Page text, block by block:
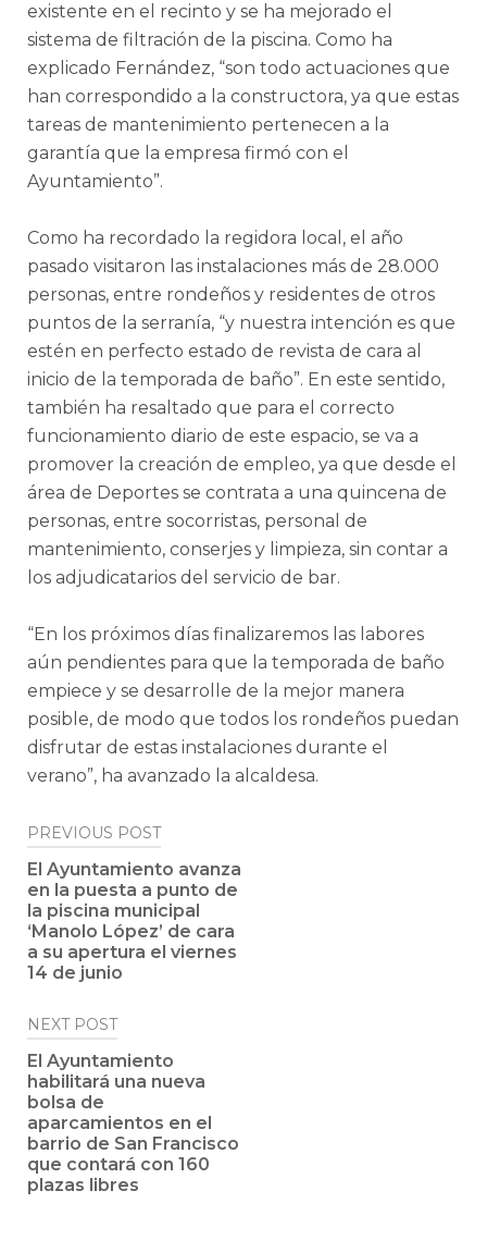
existente en el recinto y se ha mejorado el
sistema de filtración de la piscina. Como ha
explicado Fernández, “son todo actuaciones que
han correspondido a la constructora, ya que estas
tareas de mantenimiento pertenecen a la
garantía que la empresa firmó con el
Ayuntamiento”.
Como ha recordado la regidora local, el año
pasado visitaron las instalaciones más de 28.000
personas, entre rondeños y residentes de otros
puntos de la serranía, “y nuestra intención es que
estén en perfecto estado de revista de cara al
inicio de la temporada de baño”. En este sentido,
también ha resaltado que para el correcto
funcionamiento diario de este espacio, se va a
promover la creación de empleo, ya que desde el
área de Deportes se contrata a una quincena de
personas, entre socorristas, personal de
mantenimiento, conserjes y limpieza, sin contar a
los adjudicatarios del servicio de bar.
“En los próximos días finalizaremos las labores
aún pendientes para que la temporada de baño
empiece y se desarrolle de la mejor manera
posible, de modo que todos los rondeños puedan
disfrutar de estas instalaciones durante el
verano”, ha avanzado la alcaldesa.
Post
navigation
PREVIOUS POST
El Ayuntamiento avanza
en la puesta a punto de
la piscina municipal
‘Manolo López’ de cara
a su apertura el viernes
14 de junio
NEXT POST
El Ayuntamiento
habilitará una nueva
bolsa de
aparcamientos en el
barrio de San Francisco
que contará con 160
plazas libres